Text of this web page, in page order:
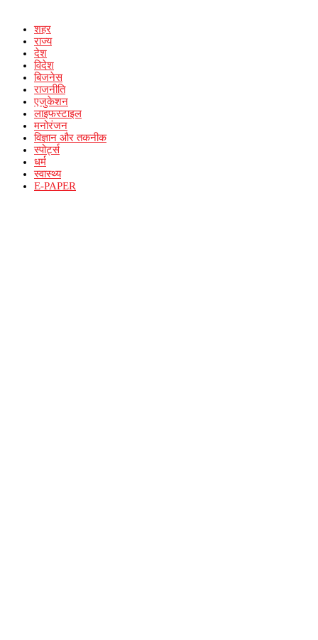
शहर
राज्य
देश
विदेश
बिजनेस
राजनीति
एजुकेशन
लाइफस्टाइल
मनोरंजन
विज्ञान और तकनीक
स्पोर्ट्स
धर्म
स्वास्थ्य
E-PAPER